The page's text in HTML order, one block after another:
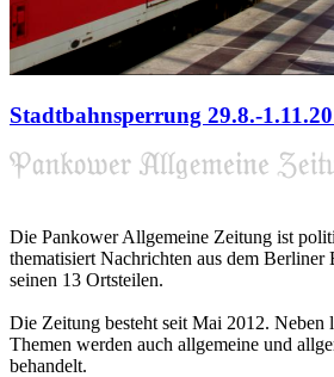
Stadtbahnsperrung 29.8.-
Die Pankower Allgemeine Zeitung ist
thematisiert Nachrichten aus dem
seinen 13 Ortsteilen.
Die Zeitung besteht seit Mai 2012. Neben
Themen werden auch allgemeine und
behandelt.